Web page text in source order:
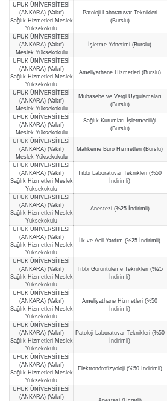
UFUK ÜNİVERSİTESİ
(ANKARA) (Vakıf)
Sağlık Hizmetleri Meslek
Yüksekokulu
Patoloji Laboratuvar Teknikleri
(Burslu)
UFUK ÜNİVERSİTESİ
(ANKARA) (Vakıf)
Meslek Yüksekokulu
İşletme Yönetimi (Burslu)
UFUK ÜNİVERSİTESİ
(ANKARA) (Vakıf)
Sağlık Hizmetleri Meslek
Yüksekokulu
Ameliyathane Hizmetleri (Burslu)
UFUK ÜNİVERSİTESİ
(ANKARA) (Vakıf)
Meslek Yüksekokulu
Muhasebe ve Vergi Uygulamaları
(Burslu)
UFUK ÜNİVERSİTESİ
(ANKARA) (Vakıf)
Meslek Yüksekokulu
Sağlık Kurumları İşletmeciliği
(Burslu)
UFUK ÜNİVERSİTESİ
(ANKARA) (Vakıf)
Meslek Yüksekokulu
Mahkeme Büro Hizmetleri (Burslu)
UFUK ÜNİVERSİTESİ
(ANKARA) (Vakıf)
Sağlık Hizmetleri Meslek
Yüksekokulu
Tıbbi Laboratuvar Teknikleri (%50
İndirimli)
UFUK ÜNİVERSİTESİ
(ANKARA) (Vakıf)
Sağlık Hizmetleri Meslek
Yüksekokulu
Anestezi (%25 İndirimli)
UFUK ÜNİVERSİTESİ
(ANKARA) (Vakıf)
Sağlık Hizmetleri Meslek
Yüksekokulu
İlk ve Acil Yardım (%25 İndirimli)
UFUK ÜNİVERSİTESİ
(ANKARA) (Vakıf)
Sağlık Hizmetleri Meslek
Yüksekokulu
Tıbbi Görüntüleme Teknikleri (%25
İndirimli)
UFUK ÜNİVERSİTESİ
(ANKARA) (Vakıf)
Sağlık Hizmetleri Meslek
Yüksekokulu
Ameliyathane Hizmetleri (%50
İndirimli)
UFUK ÜNİVERSİTESİ
(ANKARA) (Vakıf)
Sağlık Hizmetleri Meslek
Yüksekokulu
Patoloji Laboratuvar Teknikleri (%50
İndirimli)
UFUK ÜNİVERSİTESİ
(ANKARA) (Vakıf)
Sağlık Hizmetleri Meslek
Yüksekokulu
Elektronörofizyoloji (%50 İndirimli)
UFUK ÜNİVERSİTESİ
(ANKARA) (Vakıf)